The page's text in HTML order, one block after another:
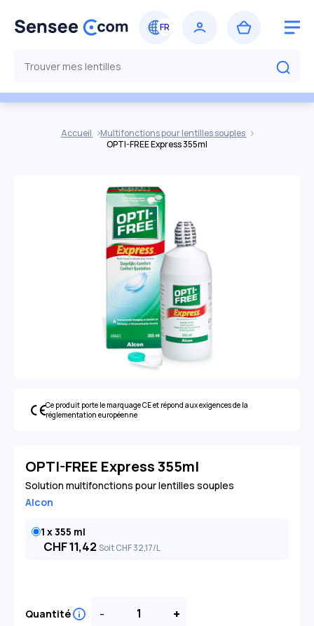
Accueil
Multifonctions pour lentilles souples
OPTI-FREE Express 355ml
Ce produit porte le marquage CE et répond aux exigences de la
réglementation européenne
OPTI-FREE Express 355ml
Solution multifonctions pour lentilles souples
Alcon
1 x 355 ml
CHF11,42 Soit CHF 32,17/L
Quantité - +